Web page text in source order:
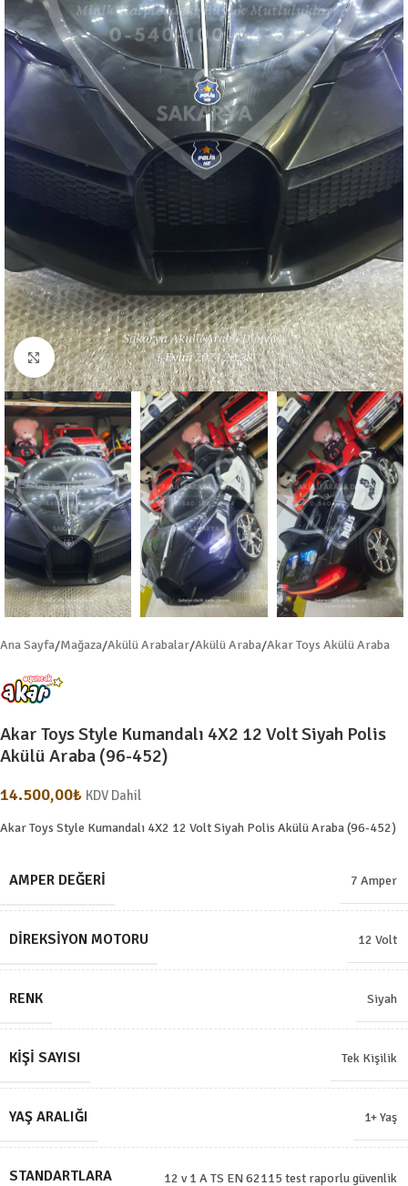
Resmi büyüt
Ana Sayfa/Mağaza/Akülü Arabalar/Akülü Araba/Akar Toys Akülü Araba
Akar Toys Style Kumandalı 4X2 12 Volt Siyah Polis
Akülü Araba (96-452)
14.500,00₺ KDV Dahil
Akar Toys Style Kumandalı 4X2 12 Volt Siyah Polis Akülü Araba (96-452)
AMPER DEĞERI 7 Amper
DIREKSIYON MOTORU 12 Volt
RENK Siyah
KIŞI SAYISI Tek Kişilik
YAŞ ARALIĞI 1+ Yaş
STANDARTLARA
12 v 1 A TS EN 62115 test raporlu güvenlik